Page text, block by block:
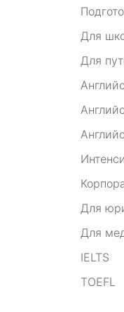
Для
Для
Для
Для
IELTS
TOEFL